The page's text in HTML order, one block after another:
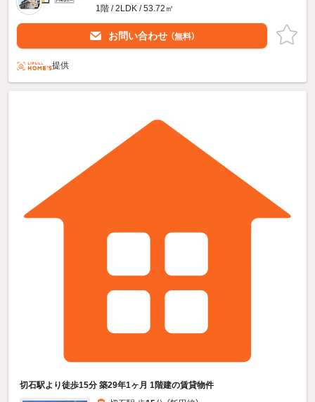
1階 / 2LDK / 53.72㎡
お問い合わせ （無料）
提供
切石駅より徒歩15分 築29年1ヶ月 1階建の賃貸物件